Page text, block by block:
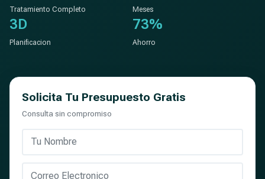
Tratamiento Completo Meses
3D
Planificacion
73%
Ahorro
Solicita Tu Presupuesto Gratis
Consulta sin compromiso